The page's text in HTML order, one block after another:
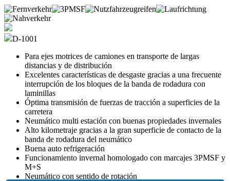
D-1001
Para ejes motrices de camiones en transporte de largas
distancias y de distribución
Excelentes características de desgaste gracias a una frecuente
interrupción de los bloques de la banda de rodadura con
laminillas
Óptima transmisión de fuerzas de tracción a superficies de la
carretera
Neumático multi estación con buenas propiedades invernales
Alto kilometraje gracias a la gran superficie de contacto de la
banda de rodadura del neumático
Buena auto refrigeración
Funcionamiento invernal homologado con marcajes 3PMSF y
M+S
Neumático con sentido de rotación